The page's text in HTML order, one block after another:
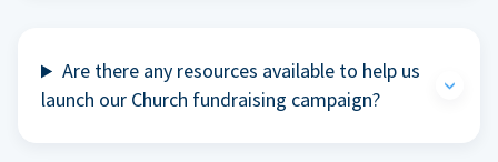
Are there any resources available to help us
launch our Church fundraising campaign?